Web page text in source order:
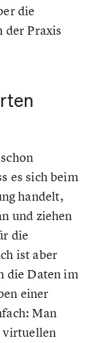
die
der Praxis
es sich beim
handelt,
und ziehen
die
ist aber
die Daten im
einer
Man
virtuellen